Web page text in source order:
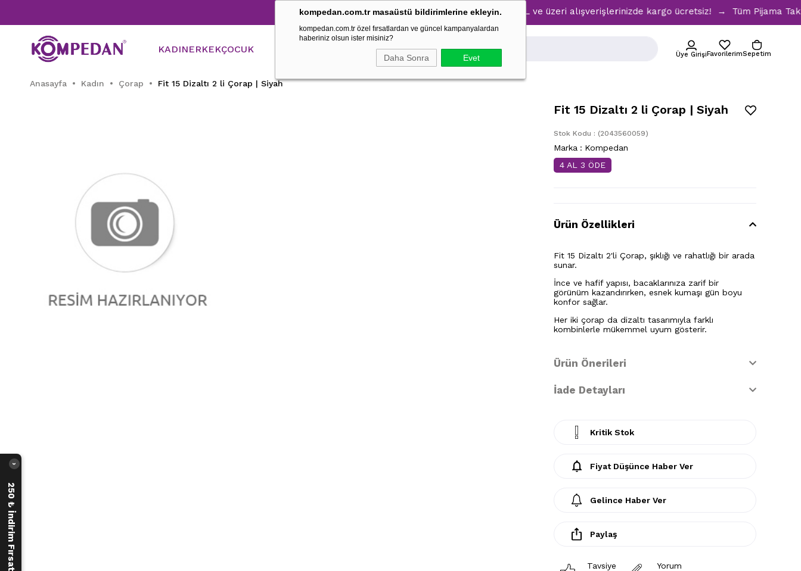
kompedan.com.tr masaüstü bildirimlerine ekleyin.
kompedan.com.tr özel fırsatlardan ve güncel kampanyalardan
haberiniz olsun ister misiniz?
Daha Sonra Evet
Tüm Pijama Takımlarında %30 İndirim → 1500 TL ve üzeri alışverişlerinizde kargo ücretsiz! → Tüm Pijama
KADINERKEKÇOCUK Üye GirişiFavorilerimSepetim
Anasayfa Kadın Çorap Fit 15 Dizaltı 2 li Çorap | Siyah
Fit 15 Dizaltı 2 li Çorap | Siyah
Stok Kodu (2043560059)
Marka : Kompedan
4 AL 3 ÖDE
Ürün Özellikleri
Fit 15 Dizaltı 2'li Çorap, şıklığı ve rahatlığı bir arada
sunar.
İnce ve hafif yapısı, bacaklarınıza zarif bir
görünüm kazandırırken, esnek kumaşı gün boyu
konfor sağlar.
Her iki çorap da dizaltı tasarımıyla farklı
kombinlerle mükemmel uyum gösterir.
Ürün Önerileri
İade Detayları
Kritik Stok
Fiyat Düşünce Haber Ver
Gelince Haber Ver
Paylaş
Tavsiye
Yorum
250 ₺ İndirim Fırsatı
›